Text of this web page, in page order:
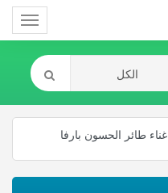
غناء طائر الحسون بارفا